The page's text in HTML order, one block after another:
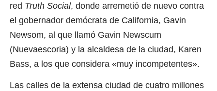
red Truth Social, donde arremetió de nuevo contra
el gobernador demócrata de California, Gavin
Newsom, al que llamó Gavin Newscum
(Nuevaescoria) y la alcaldesa de la ciudad, Karen
Bass, a los que considera «muy incompetentes».
Las calles de la extensa ciudad de cuatro millones